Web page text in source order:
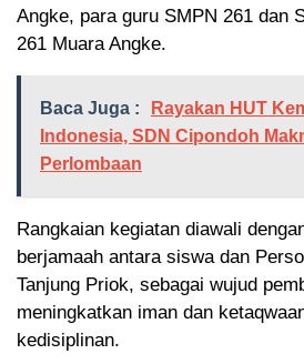
Angke, para guru SMPN 261 dan
261 Muara Angke.
Baca Juga :
Rayakan HUT
Indonesia, SDN Cipondoh
Perlombaan
Rangkaian kegiatan diawali
berjamaah antara siswa dan
Tanjung Priok, sebagai wujud
meningkatkan iman dan
kedisiplinan.